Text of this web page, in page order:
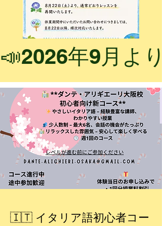
📣2026年9月よ
🇮🇹 イタリア語初心者コー